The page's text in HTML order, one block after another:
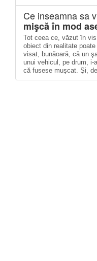
Ce inseamna sa
mişcă în mod
Tot ceea ce, văzut în
obiect din realitate
visat, bunăoară, că un
unui vehicul, pe drum,
că fusese muşcat. Şi,